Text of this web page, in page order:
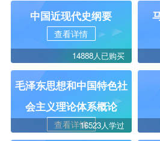
中国近现代史纲要
查看详情
14888人已购买
毛泽东思想和中国特色社
会主义理论体系概论
查看详情16523人学过